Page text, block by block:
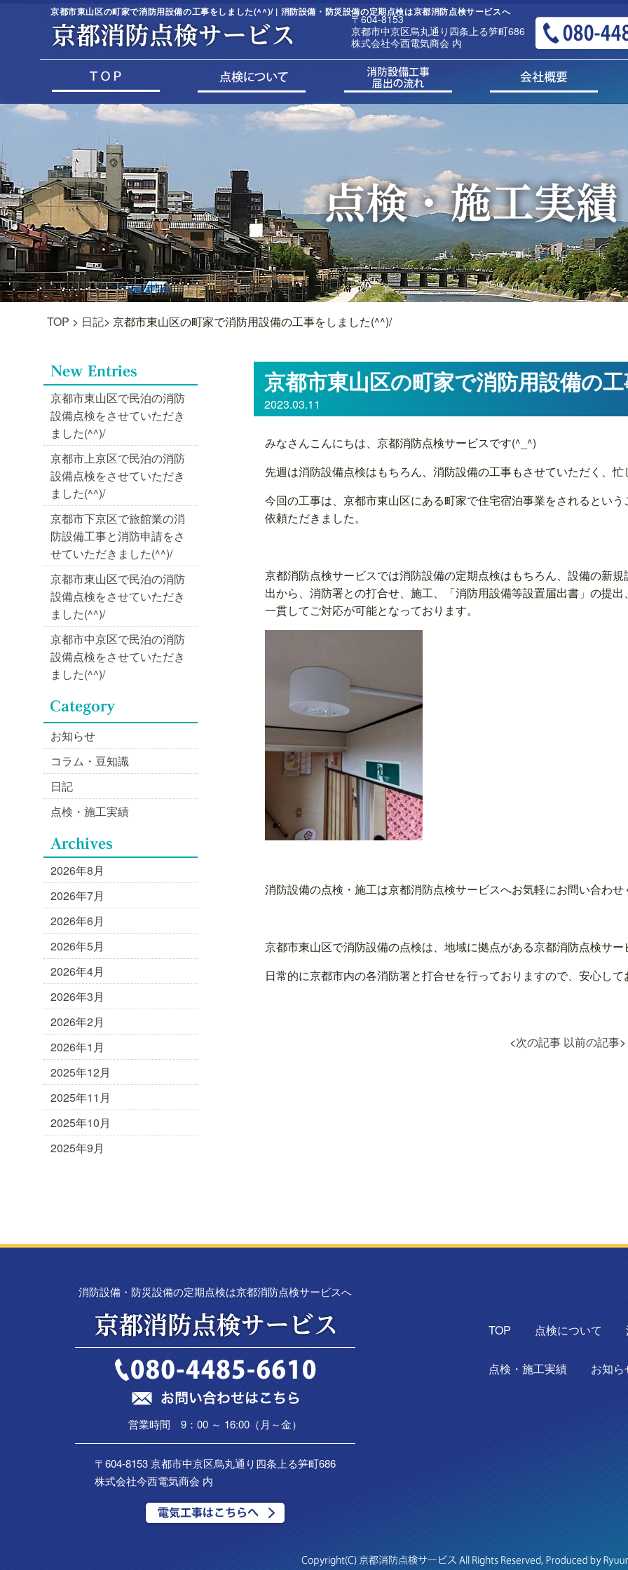
京都市東山区の町家で消防用設備の工事をしました(^^)/ | 消防設備・防災設備の定期点検は京都消防点検サービスへ
〒604-8153
京都市中京区烏丸通り四条上る笋町686
株式会社今西電気商会 内
TOP > 日記> 京都市東山区の町家で消防用設備の工事をしました(^^)/
京都市東山区で民泊の消防
設備点検をさせていただき
ました(^^)/
京都市上京区で民泊の消防
設備点検をさせていただき
ました(^^)/
京都市下京区で旅館業の消
防設備工事と消防申請をさ
せていただきました(^^)/
京都市東山区で民泊の消防
設備点検をさせていただき
ました(^^)/
京都市中京区で民泊の消防
設備点検をさせていただき
ました(^^)/
お知らせ
コラム・豆知識
日記
点検・施工実績
2026年8月
2026年7月
2026年6月
2026年5月
2026年4月
2026年3月
2026年2月
2026年1月
2025年12月
2025年11月
2025年10月
2025年9月
京都市東山区の町家で消防用設備の
2023.03.11
みなさんこんにちは、京都消防点検サービスです(^_^)
先週は消防設備点検はもちろん、消防設備の工事もさせていただく、
今回の工事は、京都市東山区にある町家で住宅宿泊事業をされるとい
依頼ただきました。
京都消防点検サービスでは消防設備の定期点検はもちろん、設備の新
出から、消防署との打合せ、施工、「消防用設備等設置届出書」の提
一貫してご対応が可能となっております。
消防設備の点検・施工は京都消防点検サービスへお気軽にお問い合わせ
京都市東山区で消防設備の点検は、地域に拠点がある京都消防点検サ
日常的に京都市内の各消防署と打合せを行っておりますので、安心し
<次の記事 以前の記事>
消防設備・防災設備の定期点検は京都消防点検サービスへ
営業時間 9：00 ～ 16:00（月～金）
〒604-8153 京都市中京区烏丸通り四条上る笋町686
株式会社今西電気商会 内
TOP 点検について
点検・施工実績 お知ら